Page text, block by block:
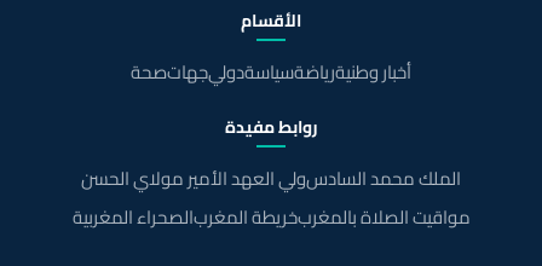
الأقسام
أخبار وطنيةرياضةسياسةدوليجهاتصحة
روابط مفيدة
الملك محمد السادسولي العهد الأمير مولاي الحسن
مواقيت الصلاة بالمغربخريطة المغربالصحراء المغربية